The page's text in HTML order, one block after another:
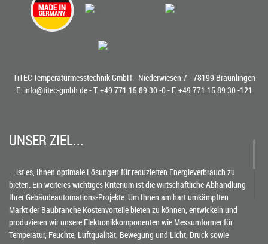
TiTEC Temperaturmesstechnik GmbH - Niederwiesen 7 - 78199 Bräunlingen
E. info@titec-gmbh.de- T. +49 771 15 89 30 -0- F. +49 771 15 89 30 -121
UNSER ZIEL...
... ist es, Ihnen optimale Lösungen für reduzierten Energieverbrauch zu
bieten. Ein weiteres wichtiges Kriterium ist die wirtschaftliche Abhandlung
Ihrer Gebäudeautomations-Projekte. Um Ihnen am hart umkämpften
Markt der Baubranche Kostenvorteile bieten zu können, entwickeln und
produzieren wir unsere Elektronikkomponenten wie Messumformer für
Temperatur, Feuchte, Luftqualität, Bewegung und Licht, Druck sowie